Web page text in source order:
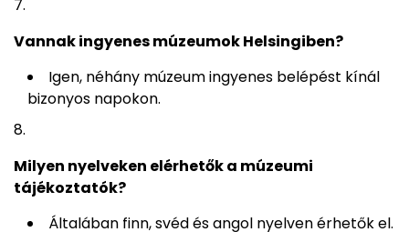
Vannak ingyenes múzeumok Helsingiben?
Igen, néhány múzeum ingyenes belépést kínál
bizonyos napokon.
Milyen nyelveken elérhetők a múzeumi
tájékoztatók?
Általában finn, svéd és angol nyelven érhetők el.